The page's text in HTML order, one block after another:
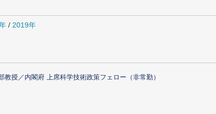
/ 2019年
教授／内閣府 上席科学技術政策フェロー（非常勤）